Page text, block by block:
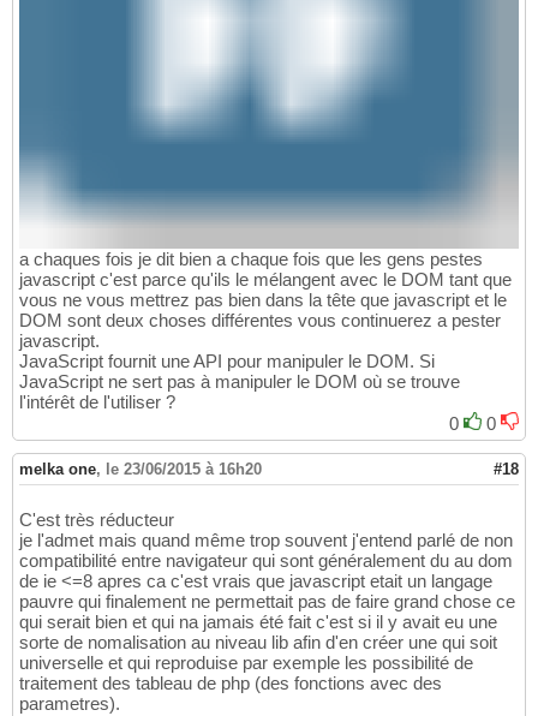
a chaques fois je dit bien a chaque fois que les gens pestes
javascript c'est parce qu'ils le mélangent avec le DOM tant que
vous ne vous mettrez pas bien dans la tête que javascript et le
DOM sont deux choses différentes vous continuerez a pester
javascript.
JavaScript fournit une API pour manipuler le DOM. Si
JavaScript ne sert pas à manipuler le DOM où se trouve
l'intérêt de l'utiliser ?
0
0
melka one, le 23/06/2015 à 16h20 #18
C'est très réducteur
je l'admet mais quand même trop souvent j'entend parlé de non
compatibilité entre navigateur qui sont généralement du au dom
de ie <=8 apres ca c'est vrais que javascript etait un langage
pauvre qui finalement ne permettait pas de faire grand chose ce
qui serait bien et qui na jamais été fait c'est si il y avait eu une
sorte de nomalisation au niveau lib afin d'en créer une qui soit
universelle et qui reproduise par exemple les possibilité de
traitement des tableau de php (des fonctions avec des
parametres).